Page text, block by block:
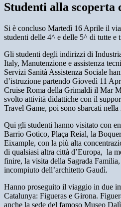
Studenti alla scoperta
Si è concluso Martedì 16 Aprile il
studenti delle 4^ e delle 5^ di tutte e
Gli studenti degli indirizzi di
Italy, Manutenzione e assistenza
Servizi Sanità Assistenza Sociale
d’istruzione partendo Giovedì 11
Cruise Roma della Grimaldi il Mar
svolto attività didattiche con il
Travel Game, poi sono sbarcati
Qui gli studenti hanno visitato con
Barrio Gotico, Plaça Reial, la
Eixample, con la più alta
di qualsiasi altra città d’Europa, la
finire, la visita della Sagrada
incompiuto dell’architetto Gaudì.
Hanno proseguito il viaggio in due
Catalunya: Figueras e Girona.
anche la sede del famoso Museo